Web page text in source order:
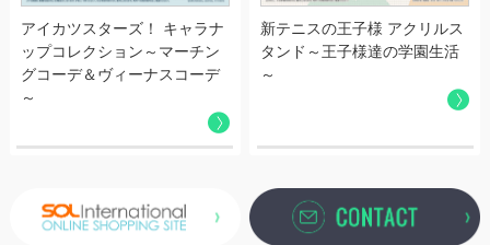
年末年始休業のお知らせ
2022.08.22
商標登録取得のお知らせ
2022.08.22
アイカツスターズ！ キャラナ
ップコレクション～マーチン
グコーデ＆ヴィーナスコーデ
～
新テニスの王子様 アクリルス
タンド～王子様達の学園生活
～